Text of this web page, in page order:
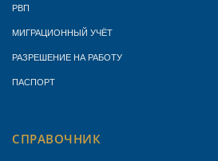
РВП
МИГРАЦИОННЫЙ УЧЁТ
РАЗРЕШЕНИЕ НА РАБОТУ
ПАСПОРТ
СПРАВОЧНИК